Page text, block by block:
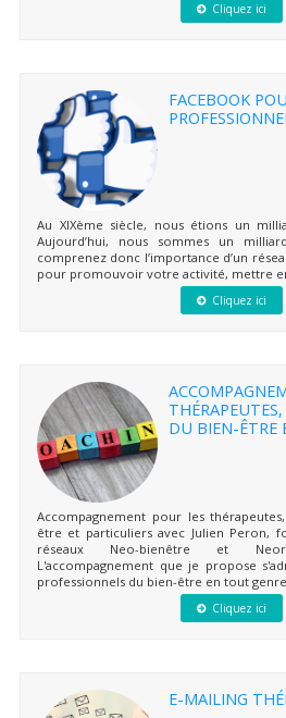
Cliquez ici
FACEBOOK
Au XIXème siècle, nous étions un
Aujourd’hui, nous sommes un
comprenez donc l’importance d’un
pour promouvoir votre activité, mettre
Cliquez ici
DU BIEN-ÊTRE
Accompagnement pour les
être et particuliers avec Julien Peron,
réseaux Neo-bienêtre et
L'accompagnement que je propose
professionnels du bien-être en tout
Cliquez ici
E-MAILING